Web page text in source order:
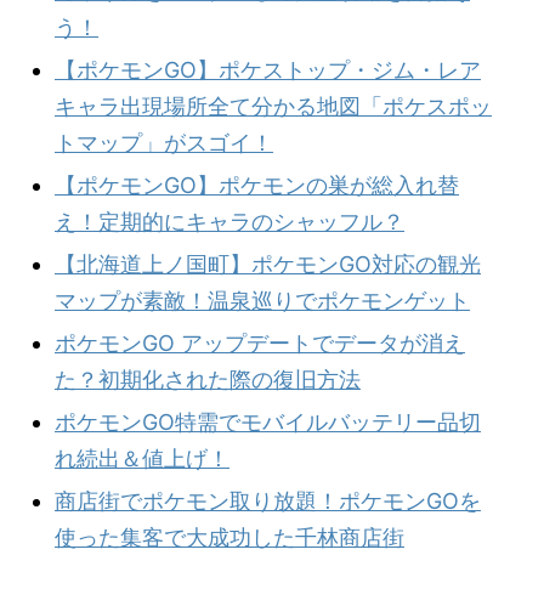
う！
【ポケモンGO】ポケストップ・ジム・レア
キャラ出現場所全て分かる地図「ポケスポッ
トマップ」がスゴイ！
【ポケモンGO】ポケモンの巣が総入れ替
え！定期的にキャラのシャッフル？
【北海道上ノ国町】ポケモンGO対応の観光
マップが素敵！温泉巡りでポケモンゲット
ポケモンGO アップデートでデータが消え
た？初期化された際の復旧方法
ポケモンGO特需でモバイルバッテリー品切
れ続出＆値上げ！
商店街でポケモン取り放題！ポケモンGOを
使った集客で大成功した千林商店街